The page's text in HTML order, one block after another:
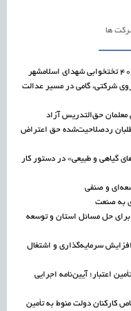
ها
پرداخت حقوق ۷۰۰ هزار نیروی شرکتی، گامی در مسیر عدالت
معلمان حق‌التدریس آزاد
ردصلاحیت‌شده حق اعتراض
گیاهی و طبیعی» در دستور کار
و صنفی
به صنعت
برای حل مسائل استان و توسعه
تولید، افزایش سرمایه‌گذاری و اشتغال
اعتبار؛ آیین‌نامه اجرایی
کارکنان دولت منوط به تأمین